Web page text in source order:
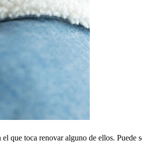
que toca renovar alguno de ellos. Puede